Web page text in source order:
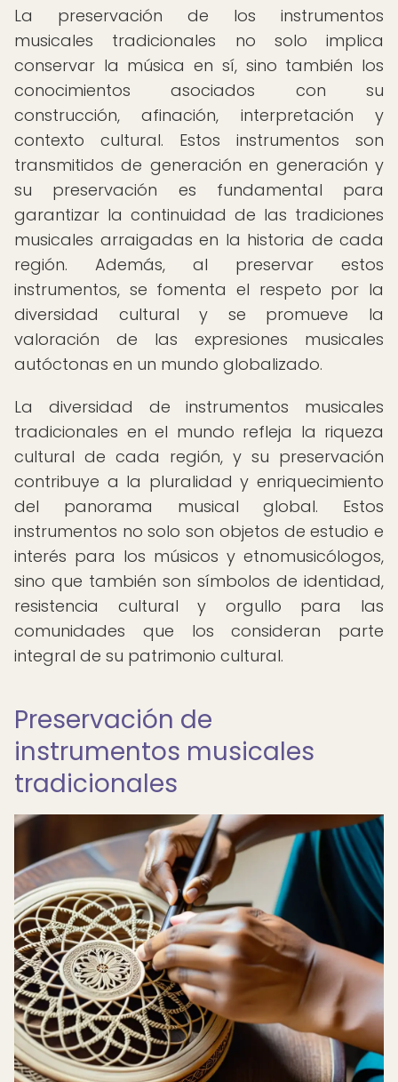
La preservación de los instrumentos
musicales tradicionales no solo implica
conservar la música en sí, sino también los
conocimientos asociados con su
construcción, afinación, interpretación y
contexto cultural. Estos instrumentos son
transmitidos de generación en generación y
su preservación es fundamental para
garantizar la continuidad de las tradiciones
musicales arraigadas en la historia de cada
región. Además, al preservar estos
instrumentos, se fomenta el respeto por la
diversidad cultural y se promueve la
valoración de las expresiones musicales
autóctonas en un mundo globalizado.
La diversidad de instrumentos musicales
tradicionales en el mundo refleja la riqueza
cultural de cada región, y su preservación
contribuye a la pluralidad y enriquecimiento
del panorama musical global. Estos
instrumentos no solo son objetos de estudio e
interés para los músicos y etnomusicólogos,
sino que también son símbolos de identidad,
resistencia cultural y orgullo para las
comunidades que los consideran parte
integral de su patrimonio cultural.
Preservación de
instrumentos musicales
tradicionales